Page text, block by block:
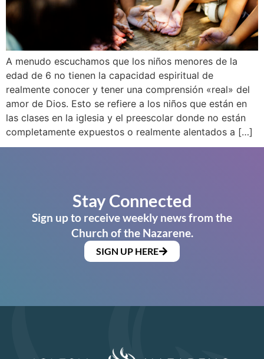
A menudo escuchamos que los niños menores de la
edad de 6 no tienen la capacidad espiritual de
realmente conocer y tener una comprensión «real» del
amor de Dios. Esto se refiere a los niños que están en
las clases en la iglesia y el preescolar donde no están
completamente expuestos o realmente alentados a […]
Stay Connected
Sign up to receive weekly news from the
Church of the Nazarene.
SIGN UP HERE